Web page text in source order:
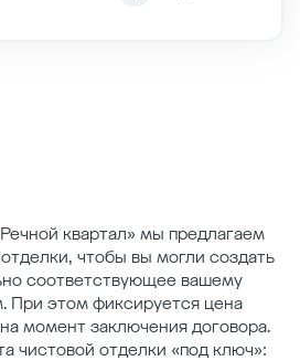
квартал» мы предлагаем
чтобы вы могли создать
соответствующее вашему
При этом фиксируется цена
момент заключения договора.
чистовой отделки «под ключ»: